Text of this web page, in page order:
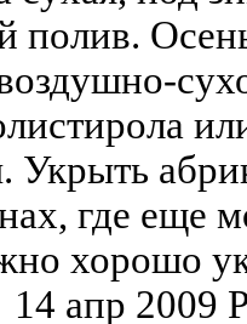
полив.
Укрыть
где еще
хорошо
апр 2009